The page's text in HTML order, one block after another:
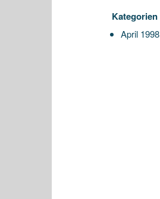
Kategorien
April 1998